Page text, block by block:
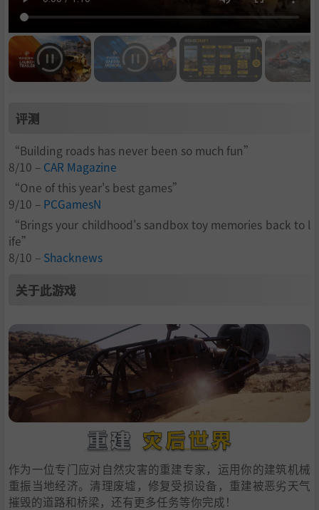
评测
“Building roads has never been so much fun”
8/10 – CAR Magazine
“One of this year's best games”
9/10 – PCGamesN
“Brings your childhood's sandbox toy memories back to l
ife”
8/10 – Shacknews
关于此游戏
作为一位专门应对自然灾害的重建专家，运用你的建筑机械
重振当地经济。清理废墟，修复受损设备，重建被恶劣天气
摧毁的道路和桥梁，还有更多任务等你完成！